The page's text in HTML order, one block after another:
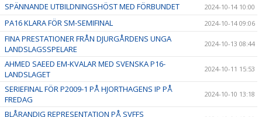
SPÄNNANDE UTBILDNINGSHÖST MED FÖRBUNDET 2024-10-14 10:00
PA16 KLARA FÖR SM-SEMIFINAL 2024-10-14 09:06
FINA PRESTATIONER FRÅN DJURGÅRDENS UNGA
LANDSLAGSSPELARE
2024-10-13 08:44
AHMED SAEED EM-KVALAR MED SVENSKA P16-
LANDSLAGET
2024-10-11 15:53
SERIEFINAL FÖR P2009-1 PÅ HJORTHAGENS IP PÅ
FREDAG
2024-10-10 13:18
BLÅRANDIG REPRESENTATION PÅ SVFFS